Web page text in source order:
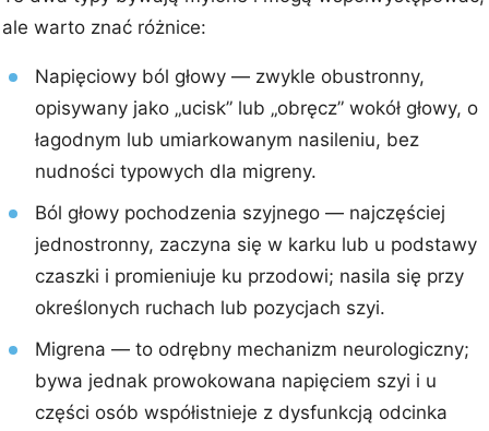
ale warto znać różnice:
Napięciowy ból głowy — zwykle obustronny,
opisywany jako „ucisk” lub „obręcz” wokół głowy, o
łagodnym lub umiarkowanym nasileniu, bez
nudności typowych dla migreny.
Ból głowy pochodzenia szyjnego — najczęściej
jednostronny, zaczyna się w karku lub u podstawy
czaszki i promieniuje ku przodowi; nasila się przy
określonych ruchach lub pozycjach szyi.
Migrena — to odrębny mechanizm neurologiczny;
bywa jednak prowokowana napięciem szyi i u
części osób współistnieje z dysfunkcją odcinka